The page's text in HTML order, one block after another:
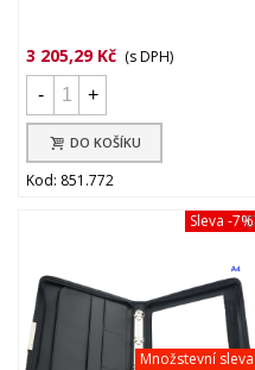
3 205,29 Kč (s DPH)
-
+
DO KOŠÍKU
Kod: 851.772
Množstevní sleva
Sleva -7%